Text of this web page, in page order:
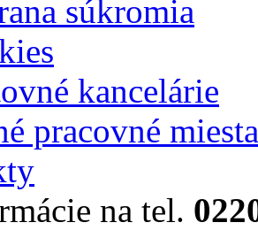
súkromia
kancelárie
pracovné miesta
na tel.